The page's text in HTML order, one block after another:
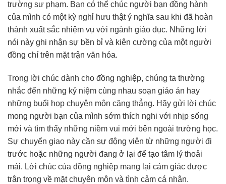
trường sư phạm. Bạn có thể chúc người bạn đồng hành
của mình có một kỳ nghỉ hưu thật ý nghĩa sau khi đã hoàn
thành xuất sắc nhiệm vụ với ngành giáo dục. Những lời
nói này ghi nhận sự bền bỉ và kiên cường của một người
đồng chí trên mặt trận văn hóa.
Trong lời chúc dành cho đồng nghiệp, chúng ta thường
nhắc đến những kỷ niệm cùng nhau soạn giáo án hay
những buổi họp chuyên môn căng thẳng. Hãy gửi lời chúc
mong người bạn của mình sớm thích nghi với nhịp sống
mới và tìm thấy những niềm vui mới bên ngoài trường học.
Sự chuyển giao này cần sự động viên từ những người đi
trước hoặc những người đang ở lại để tạo tâm lý thoải
mái. Lời chúc của đồng nghiệp mang lại cảm giác được
trân trọng về mặt chuyên môn và tình cảm cá nhân.